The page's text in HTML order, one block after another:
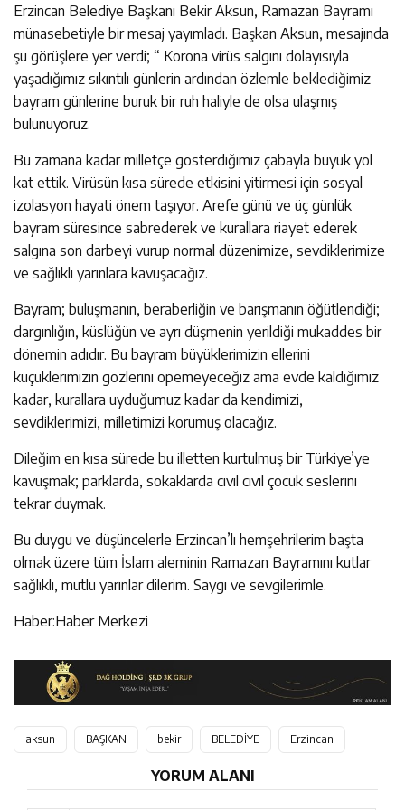
Erzincan Belediye Başkanı Bekir Aksun, Ramazan Bayramı
münasebetiyle bir mesaj yayımladı. Başkan Aksun, mesajında
şu görüşlere yer verdi; “ Korona virüs salgını dolayısıyla
yaşadığımız sıkıntılı günlerin ardından özlemle beklediğimiz
bayram günlerine buruk bir ruh haliyle de olsa ulaşmış
bulunuyoruz.
Bu zamana kadar milletçe gösterdiğimiz çabayla büyük yol
kat ettik. Virüsün kısa sürede etkisini yitirmesi için sosyal
izolasyon hayati önem taşıyor. Arefe günü ve üç günlük
bayram süresince sabrederek ve kurallara riayet ederek
salgına son darbeyi vurup normal düzenimize, sevdiklerimize
ve sağlıklı yarınlara kavuşacağız.
Bayram; buluşmanın, beraberliğin ve barışmanın öğütlendiği;
dargınlığın, küslüğün ve ayrı düşmenin yerildiği mukaddes bir
dönemin adıdır. Bu bayram büyüklerimizin ellerini
küçüklerimizin gözlerini öpemeyeceğiz ama evde kaldığımız
kadar, kurallara uyduğumuz kadar da kendimizi,
sevdiklerimizi, milletimizi korumuş olacağız.
Dileğim en kısa sürede bu illetten kurtulmuş bir Türkiye’ye
kavuşmak; parklarda, sokaklarda cıvıl cıvıl çocuk seslerini
tekrar duymak.
Bu duygu ve düşüncelerle Erzincan’lı hemşehrilerim başta
olmak üzere tüm İslam aleminin Ramazan Bayramını kutlar
sağlıklı, mutlu yarınlar dilerim. Saygı ve sevgilerimle.
Haber:Haber Merkezi
aksun BAŞKAN bekir BELEDİYE Erzincan
YORUM ALANI